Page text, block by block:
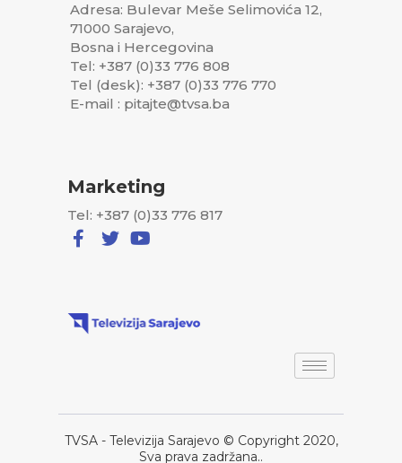
Adresa: Bulevar Meše Selimovića 12,
71000 Sarajevo,
Bosna i Hercegovina
Tel: +387 (0)33 776 808
Tel (desk): +387 (0)33 776 770
E-mail : pitajte@tvsa.ba
Marketing
Tel: +387 (0)33 776 817
TVSA - Televizija Sarajevo © Copyright 2020,
Sva prava zadržana..